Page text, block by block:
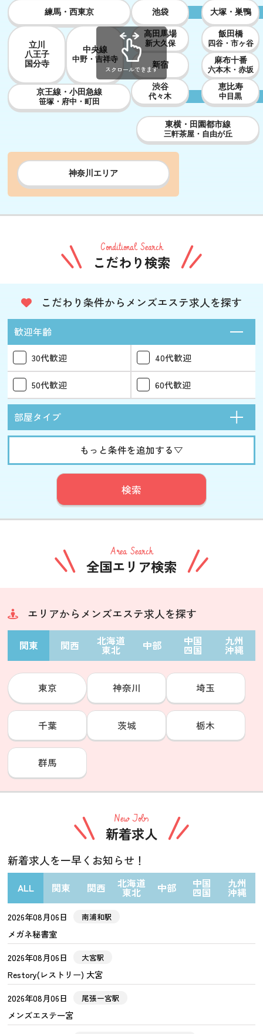
スクロールできます
練馬・西東京
立川
八王子
国分寺
中央線
中野・吉祥寺
京王線・小田急線
笹塚・府中・町田
池袋 大塚・巣鴨
高田馬場
新大久保
飯田橋
四谷・市ヶ谷
新宿
麻布十番
六本木・赤坂
渋谷
代々木
恵比寿
中目黒
東横・田園都市線
三軒茶屋・自由が丘
神奈川エリア
Conditional Search
こだわり検索
こだわり条件からメンズエステ求人を探す
歓迎年齢
30代歓迎 40代歓迎
50代歓迎 60代歓迎
部屋タイプ
もっと条件を追加する▽
検索
Area Search
全国エリア検索
エリアからメンズエステ求人を探す
関東 関西 北海道
東北 中部 中国
四国
九州
沖縄
東京 神奈川 埼玉
千葉 茨城 栃木
群馬
New Jobs
新着求人
新着求人を一早くお知らせ！
ALL 関東 関西 北海道
東北 中部 中国
四国
九州
沖縄
2026年08月06日 南浦和駅
メガネ秘書室
2026年08月06日
大宮駅
Restory(レストリー) 大宮
2026年08月06日
尾張一宮駅
メンズエステ一宮